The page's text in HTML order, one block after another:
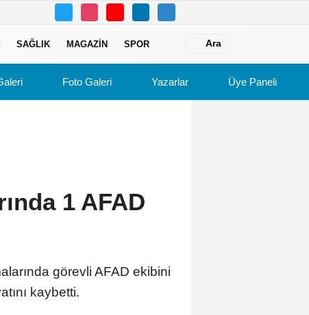
SAĞLIK MAGAZIN SPOR Ara
Foto Galeri Yazarlar Üye Paneli
1 AFAD
görevli AFAD ekibini
kaybetti.